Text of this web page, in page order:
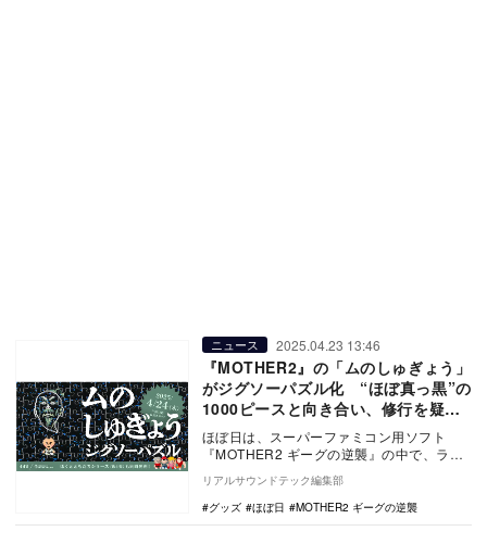
ニュース 2025.04.23 13:46
『MOTHER2』の「ムのしゅぎょう」
がジグソーパズル化 “ほぼ真っ黒”の
1000ピースと向き合い、修行を疑似
体験しよう
ほぼ日は、スーパーファミコン用ソフト
『MOTHER2 ギーグの逆襲』の中で、ラン
マの国の王子・プーが経験する印象的なイ
ベント「ム…
リアルサウンドテック編集部
グッズ
ほぼ日 MOTHER2 ギーグの逆襲